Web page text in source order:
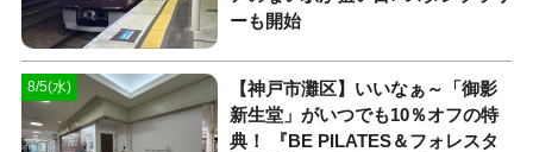
ーも開始
8/5(水)
【神戸市灘区】いいなぁ～「御影
新生堂」がいつでも10％オフの特
典！ 『BE PILATES＆フォレスタ